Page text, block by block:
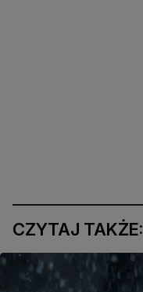
CZYTAJ TAKŻE: